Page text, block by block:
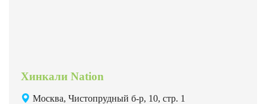
Хинкали Nation
Москва, Чистопрудный б-р, 10, стр. 1